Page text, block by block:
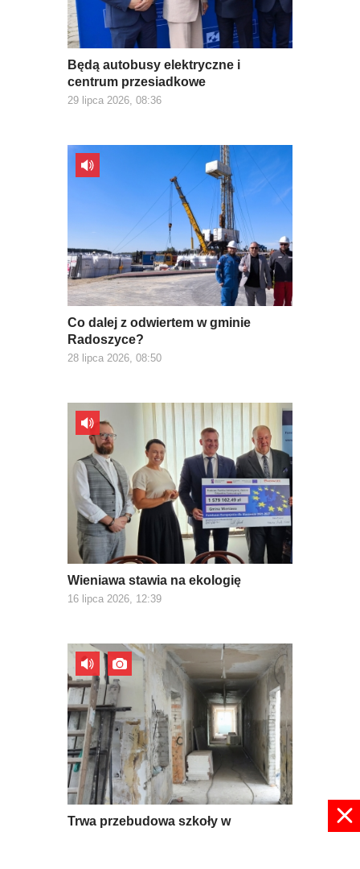
Będą autobusy elektryczne i
centrum przesiadkowe
29 lipca 2026, 08:36
Co dalej z odwiertem w gminie
Radoszyce?
28 lipca 2026, 08:50
Wieniawa stawia na ekologię
16 lipca 2026, 12:39
Trwa przebudowa szkoły w